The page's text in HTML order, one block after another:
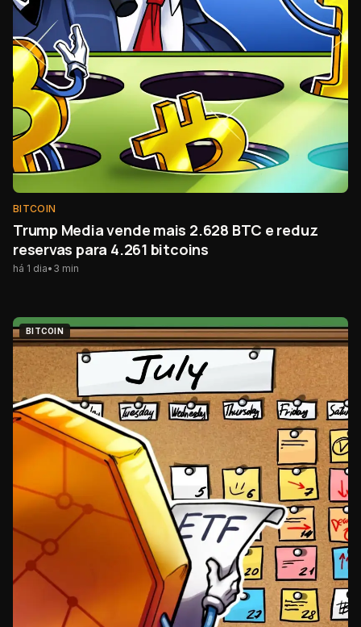
BITCOIN
Trump Media vende mais 2.628 BTC e reduz
reservas para 4.261 bitcoins
há 1 dia• 3 min
BITCOIN